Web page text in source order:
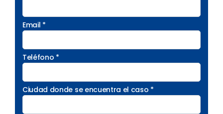
Email *
Teléfono *
Ciudad donde se encuentra el caso *